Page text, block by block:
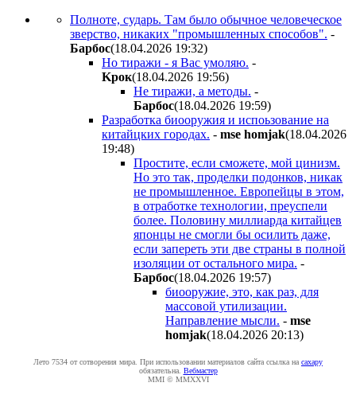
Полноте, сударь. Там было обычное человеческое
зверство, никаких "промышленных способов". -
Бapбoc(18.04.2026 19:32)
Но тиражи - я Вас умоляю. -
Kpoк(18.04.2026 19:56)
Не тиражи, а методы. -
Бapбoc(18.04.2026 19:59)
Разработка биооружия и испоьзование на
китайцких городах. - mse homjak(18.04.2026
19:48)
Простите, если сможете, мой цинизм.
Но это так, проделки подонков, никак
не промышленное. Европейцы в этом,
в отработке технологии, преуспели
более. Половину миллиарда китайцев
японцы не смогли бы осилить даже,
если запереть эти две страны в полной
изоляции от остального мира. -
Бapбoc(18.04.2026 19:57)
биооружие, это, как раз, для
массовой утилизации.
Направление мысли. - mse
homjak(18.04.2026 20:13)
Лето 7534 от сотворения мира. При использовании материалов сайта ссылка на caxapу
обязательна. Вебмастер
MMI © MMXXVI